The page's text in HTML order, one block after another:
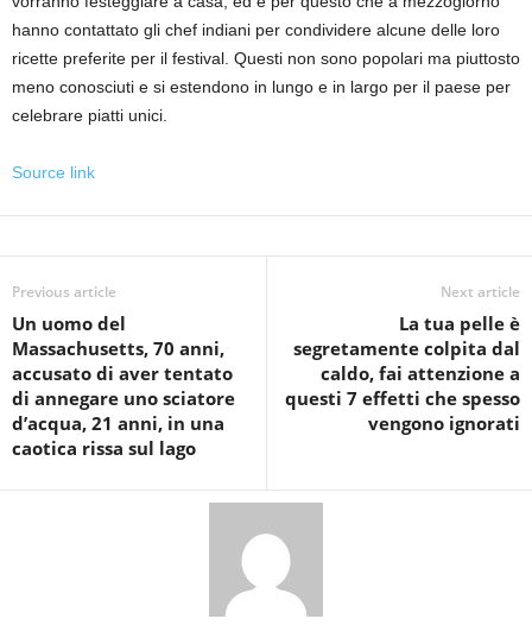
hanno contattato gli chef indiani per condividere alcune delle loro
ricette preferite per il festival. Questi non sono popolari ma piuttosto
meno conosciuti e si estendono in lungo e in largo per il paese per
celebrare piatti unici.
Source link
Previous article
Un uomo del
Massachusetts, 70 anni,
accusato di aver tentato
di annegare uno sciatore
d’acqua, 21 anni, in una
caotica rissa sul lago
Next article
La tua pelle è
segretamente colpita dal
caldo, fai attenzione a
questi 7 effetti che spesso
vengono ignorati